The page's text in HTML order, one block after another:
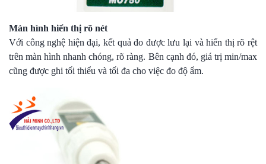
Màn hình hiển thị rõ nét
Với công nghệ hiện đại, kết quả đo được lưu lại và hiển thị rõ rệt
trên màn hình nhanh chóng, rõ ràng. Bên cạnh đó, giá trị min/max
cũng được ghi tối thiểu và tối đa cho việc đo độ ẩm.